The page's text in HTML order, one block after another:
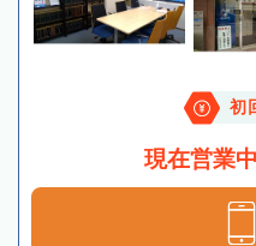
初
現在営業中